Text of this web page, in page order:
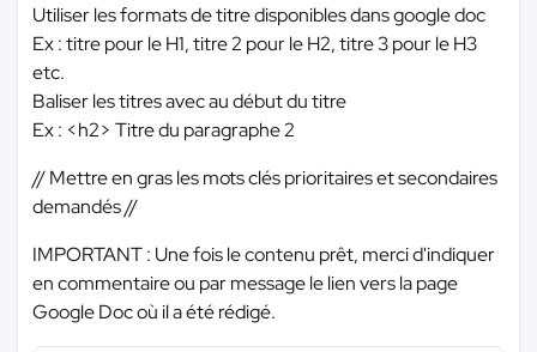
Utiliser les formats de titre disponibles dans google doc
Ex : titre pour le H1, titre 2 pour le H2, titre 3 pour le H3
etc.
Baliser les titres avec au début du titre
Ex : <h2> Titre du paragraphe 2
// Mettre en gras les mots clés prioritaires et secondaires
demandés //
IMPORTANT : Une fois le contenu prêt, merci d'indiquer
en commentaire ou par message le lien vers la page
Google Doc où il a été rédigé.